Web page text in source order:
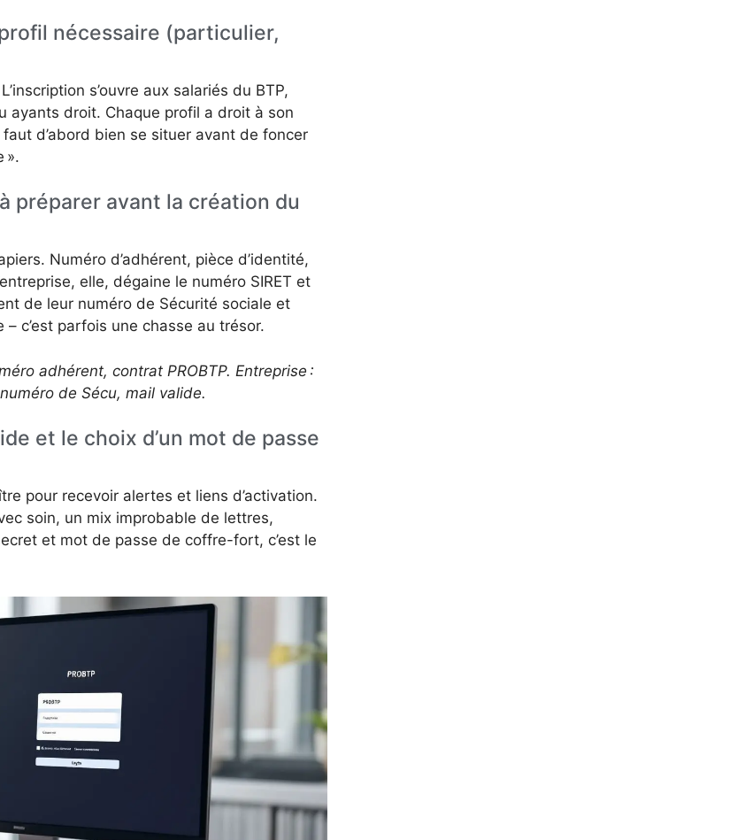
nécessaire (particulier,
s’ouvre aux salariés du BTP,
ayants droit. Chaque profil a droit à son
d’abord bien se situer avant de foncer
».
préparer avant la création du
Numéro d’adhérent, pièce d’identité,
elle, dégaine le numéro SIRET et
de leur numéro de Sécurité sociale et
c’est parfois une chasse au trésor.
adhérent, contrat PROBTP. Entreprise :
de Sécu, mail valide.
et le choix d’un mot de passe
pour recevoir alertes et liens d’activation.
soin, un mix improbable de lettres,
et mot de passe de coffre-fort, c’est le